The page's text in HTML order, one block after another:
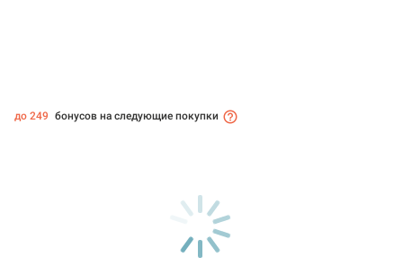
до 249 бонусов на следующие покупки